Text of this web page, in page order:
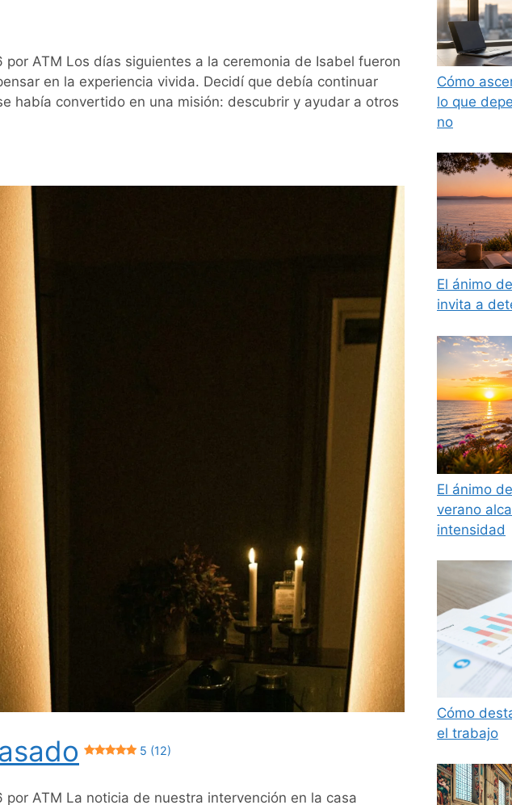
ATM Los días siguientes a la ceremonia de Isabel fueron
en la experiencia vivida. Decidí que debía continuar
había convertido en una misión: descubrir y ayudar a otros
5 (12)
ATM La noticia de nuestra intervención en la casa
Cómo
lo que
no
El ánimo
invita a
El ánimo
verano
intensidad
Cómo
el trabajo